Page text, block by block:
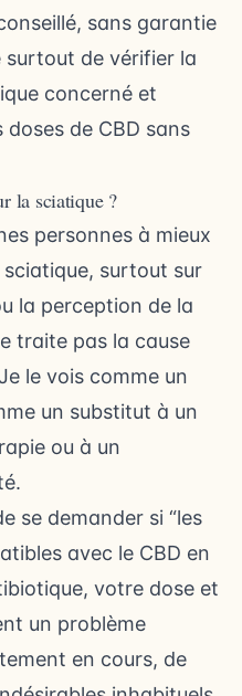
sans garantie
surtout de vérifier la
concerné et
doses de CBD sans
la sciatique ?
personnes à mieux
sciatique, surtout sur
la perception de la
traite pas la cause
le vois comme un
un substitut à un
ou à un
se demander si “les
avec le CBD en
votre dose et
un problème
en cours, de